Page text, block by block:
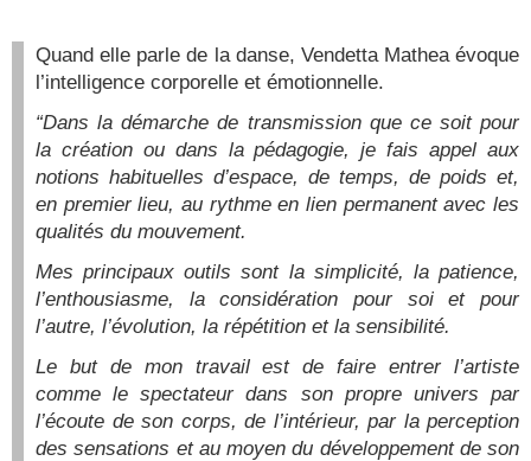
Quand elle parle de la danse, Vendetta Mathea évoque
l’intelligence corporelle et émotionnelle.
“Dans la démarche de transmission que ce soit pour
la création ou dans la pédagogie, je fais appel aux
notions habituelles d’espace, de temps, de poids et,
en premier lieu, au rythme en lien permanent avec les
qualités du mouvement.
Mes principaux outils sont la simplicité, la patience,
l’enthousiasme, la considération pour soi et pour
l’autre, l’évolution, la répétition et la sensibilité.
Le but de mon travail est de faire entrer l’artiste
comme le spectateur dans son propre univers par
l’écoute de son corps, de l’intérieur, par la perception
des sensations et au moyen du développement de son